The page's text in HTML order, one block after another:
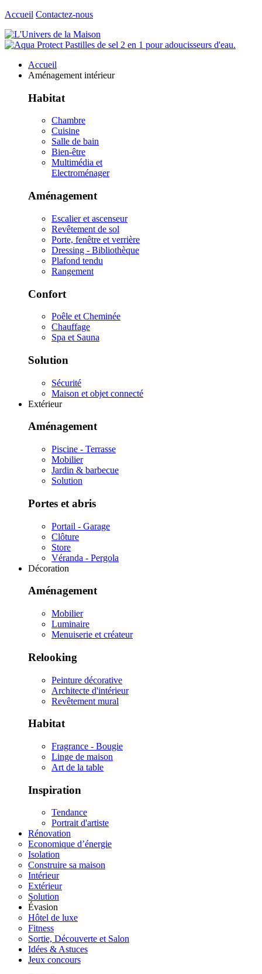
Accueil Contactez-nous
Accueil
Aménagement intérieur
Habitat
Chambre
Cuisine
Salle de bain
Bien-être
Multimédia et
Electroménager
Aménagement
Escalier et ascenseur
Revêtement de sol
Porte, fenêtre et verrière
Dressing - Bibliothèque
Plafond tendu
Rangement
Confort
Poêle et Cheminée
Chauffage
Spa et Sauna
Solution
Sécurité
Maison et objet connecté
Extérieur
Aménagement
Piscine - Terrasse
Mobilier
Jardin & barbecue
Solution
Portes et abris
Portail - Garage
Clôture
Store
Véranda - Pergola
Décoration
Aménagement
Mobilier
Luminaire
Menuiserie et créateur
Relooking
Peinture décorative
Architecte d'intérieur
Revêtement mural
Habitat
Fragrance - Bougie
Linge de maison
Art de la table
Inspiration
Tendance
Portrait d'artiste
Rénovation
Economique d’énergie
Isolation
Construire sa maison
Intérieur
Extérieur
Solution
Évasion
Hôtel de luxe
Fitness
Sortie, Découverte et Salon
Idées & Astuces
Jeux concours